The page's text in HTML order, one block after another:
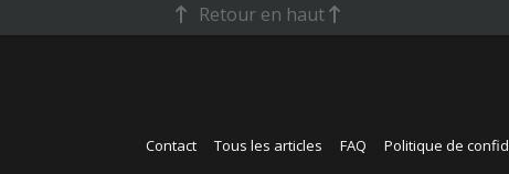
Retour en haut
Contact Tous les articles FAQ Politique de